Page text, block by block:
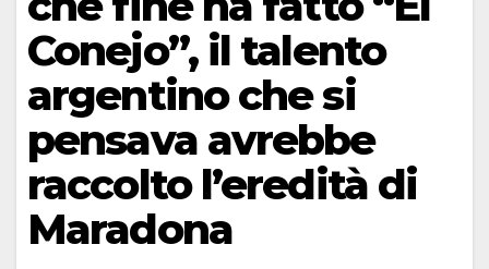
Conejo”, il talento
argentino che si
pensava avrebbe
raccolto l’eredità di
Maradona